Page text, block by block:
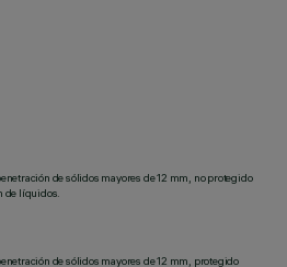
de sólidos mayores de 12 mm, no protegido
de líquidos.
de sólidos mayores de 12 mm, protegido